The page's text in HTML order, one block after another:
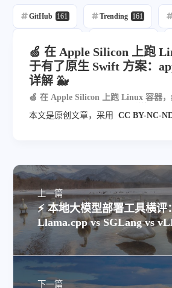
GitHub 161 Trending 161
Ai 70
🍏 在 Apple Silicon 上跑
于有了原生 Swift 方案：
详解 🐳
🍏 在 Apple Silicon 上跑 Linux 容器
本文是原创文章，采用
CC BY-NC-
上一篇
⚡ 本地大模型部署工具横评
Llama.cpp vs SGLang vs
你的“炼丹”真香选择？
下一篇